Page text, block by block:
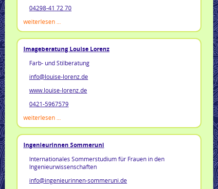
04298-41 72 70
weiterlesen ...
Imageberatung Louise Lorenz
Farb- und Stilberatung
info@louise-lorenz.de
www.louise-lorenz.de
0421-5967579
weiterlesen ...
Ingenieurinnen Sommeruni
Internationales Sommerstudium für Frauen in den
Ingenieurwissenschaften
info@ingenieurinnen-sommeruni.de